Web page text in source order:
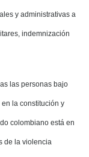
y administrativas a
indemnización
las personas bajo
la constitución y
colombiano está en
de la violencia